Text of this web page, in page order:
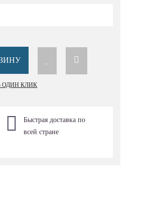
ОДИН КЛИК
Быстрая доставка по
всей стране